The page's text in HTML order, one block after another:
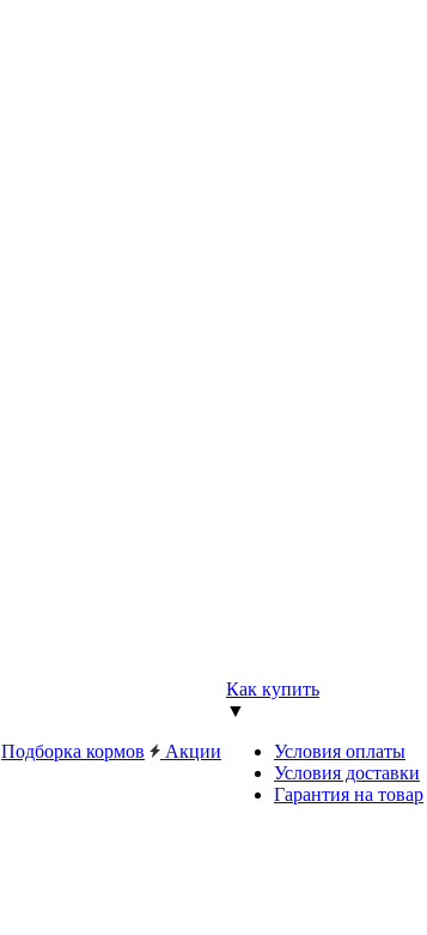
Подборка кормов Акции
Как купить
▼
Условия оплаты
Условия доставки
Гарантия на товар